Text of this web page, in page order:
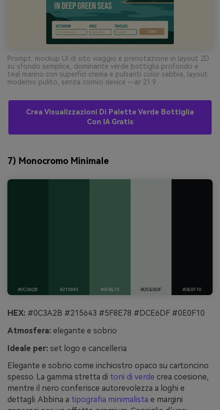
Prompt: mockup UI di sito viaggio e prenotazione in layout 2D
su sfondo semplice, dominante verde bottiglia profondo e
teal marino con superfici crema e pulsanti color sabbia, layout
moderno pulito, senza cornici device --ar 21:9
Crea Visualizzazioni Di Palette Verde Bottiglia
Con IA Gratis
7) Monocromo Minimale
HEX: #0C3A2B #215643 #5F8E78 #DCE6DF #0E0F10
Atmosfera: elegante e sobrio
Ideale per: set logo e cancelleria
Elegante e sobrio come inchiostro opaco su cartoncino
spesso. La gamma stretta di toni di verde crea coesione,
mentre il nero conferisce autorevolezza a loghi e
dettagli. Abbina a tipografia minimalista e margini